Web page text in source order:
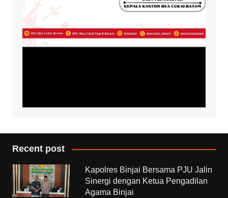
Recent post
Kapolres Binjai Bersama PJU Jalin
Sinergi dengan Ketua Pengadilan
Agama Binjai